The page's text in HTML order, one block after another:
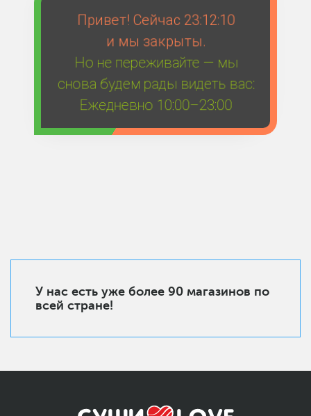
Привет! Сейчас 23:12:10
и мы закрыты.
Но не переживайте — мы
снова будем рады видеть вас:
Ежедневно 10:00–23:00
У нас есть уже более 90 магазинов по
всей стране!